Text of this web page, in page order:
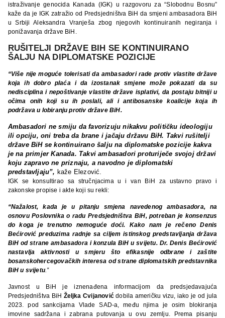
istraživanje genocida Kanada (IGK) u razgovoru za “Slobodnu Bosnu”
kaže da je IGK zatražio od Predsjedništva BiH da smjeni ambasadora BiH
u Srbiji Aleksandra Vranješa zbog njegovih kontinuiranih negiranja i
ponižavanja države BiH.
RUŠITELJI DRŽAVE BIH SE KONTINUIRANO
ŠALJU NA DIPLOMATSKE POZICIJE
“Više nije moguće tolerisati da ambasadori rade protiv vlastite države
koja ih dobro plaća i da izostanak smjene može pokazati da su
nedisciplina i nepoštivanje vlastite države isplativi, da postaju bitniji u
očima onih koji su ih poslali, ali i antibosanske koalicije koja ih
podržava u lobiranju protiv države BiH.
Ambasadori ne smiju da favorizuju nikakvu političku ideologiju
ili opciju, oni treba da brane i jačaju državu BiH. Takvi rušitelji
države BiH se kontinuirano šalju na diplomatske pozicije kakva
je na primjer Kanada. Takvi ambasadori proturiječe svojoj državi
koju zapravo ne priznaju, a navodno je diplomatski
predstavljaju”, kaže Elezović.
IGK se konsultirao sa stručnjacima u i van BiH za ustavno pravo i
zakonske propise i akte koji su rekli:
“Nažalost, kada je u pitanju smjena navedenog ambasadora, na
osnovu Poslovnika o radu Predsjedništva BiH, potreban je konsenzus
do koga je trenutno nemoguće doći. Kako nam je rečeno Denis
Bećirović preduzima radnje sa ciljem istinskog predstavljanja država
BiH od strane ambasadora i konzula BiH u svijetu. Dr. Denis Bećirović
nastavlja aktivnosti u smjeru što efikasnije odbrane i zaštite
bosanskohercegovačkih interesa od strane diplomatskih predstavnika
BiH u svijetu .”
Javnost u BiH je iznenađena informacijom da predsjedavajuća
Predsjedništva BiH Željka Cvijanovićdobila američku vizu, iako je od jula
2023. pod sankcijama Vlade SAD-a, među njima je osim blokiranja
imovine sadržana i zabrana putovanja u ovu zemlju. Prema pisanju